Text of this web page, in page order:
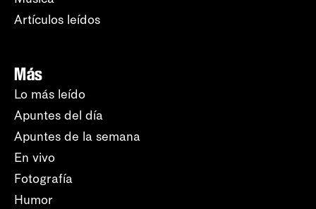
Artículos leídos
Más
Lo más leído
Apuntes del día
Apuntes de la semana
En vivo
Fotografía
Humor